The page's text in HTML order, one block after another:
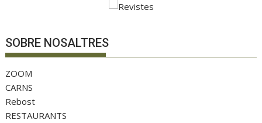
SOBRE NOSALTRES
ZOOM
CARNS
Rebost
RESTAURANTS